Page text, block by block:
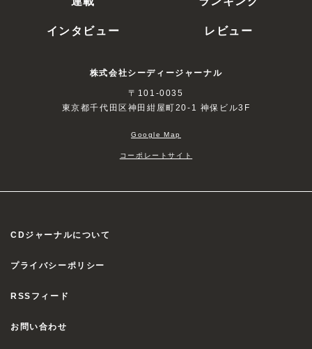
インタビュー
レビュー
株式会社シーディージャーナル
〒101-0035
東京都千代田区神田紺屋町20-1 神保ビル3F
Google Map
コーポレートサイト
CDジャーナルについて
プライバシーポリシー
RSSフィード
お問い合わせ